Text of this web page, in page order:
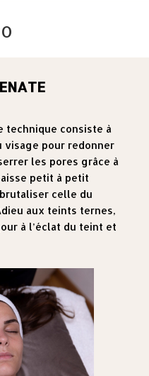
technique consiste à
visage pour redonner
les pores grâce à
petit à petit
celle du
aux teints ternes,
à l’éclat du teint et